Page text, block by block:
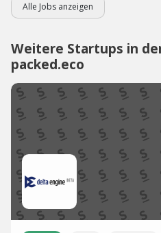
Alle Jobs anzeigen
Weitere Startups in
packed.eco